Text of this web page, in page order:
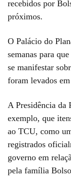
recebidos por
próximos.
O Palácio do
semanas para
se manifestar
foram levados
A Presidência da
exemplo, que
ao TCU, como
registrados
governo em
pela família